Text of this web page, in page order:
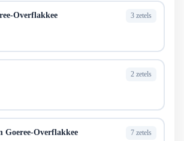
Overflakkee 3 zetels
2 zetels
Goeree-Overflakkee 7 zetels